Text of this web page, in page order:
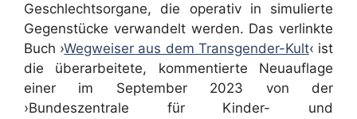
Geschlechtsorgane, die operativ in simulierte
Gegenstücke verwandelt werden. Das verlinkte
Buch ›Wegweiser aus dem Transgender-Kult‹ ist
die überarbeitete, kommentierte Neuauflage
einer im September 2023 von der
›Bundeszentrale für Kinder- und